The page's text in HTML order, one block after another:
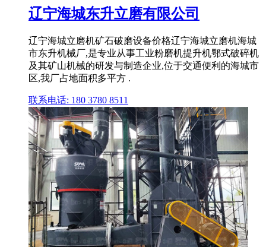
辽宁海城东升立磨有限公司
辽宁海城立磨机矿石破磨设备价格辽宁海城立磨机海城
市东升机械厂,是专业从事工业粉磨机提升机鄂式破碎机
及其矿山机械的研发与制造企业,位于交通便利的海城市
区,我厂占地面积多平方 .
联系电话: 180 3780 8511